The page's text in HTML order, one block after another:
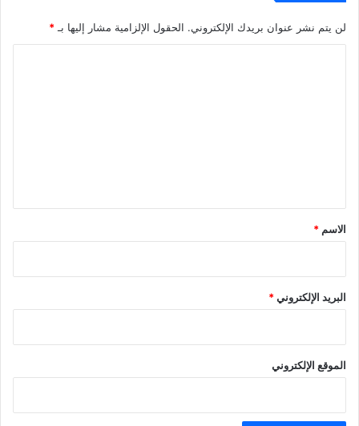
لن يتم نشر عنوان بريدك الإلكتروني. الحقول الإلزامية مشار إليها بـ*
*
الاسم *
البريد الإلكتروني*
الموقع الإلكتروني